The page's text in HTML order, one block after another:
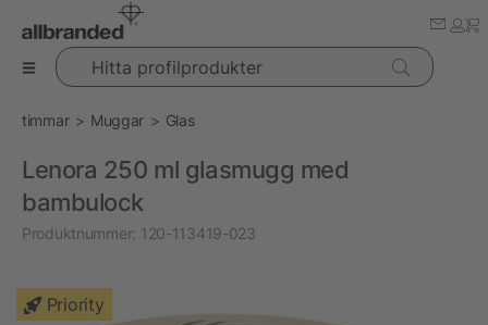
Hitta profilprodukter
timmar Muggar Glas
Lenora 250 ml glasmugg med
bambulock
Produktnummer: 120-113419-023
Priority